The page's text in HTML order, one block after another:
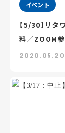
イベント
【5/30】リ
料／ZOOM参
2020.05.20